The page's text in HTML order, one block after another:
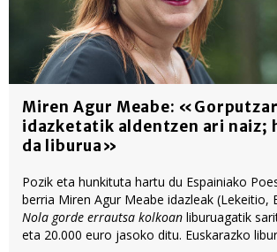
Miren Agur Meabe:
idazketatik aldentzen ari naiz;
da liburua»
Pozik eta hunkituta hartu du Espainiako
berria Miren Agur Meabe idazleak (Lekeitio,
Nola gorde errautsa kolkoan liburuagatik
eta 20.000 euro jasoko ditu. Euskarazko